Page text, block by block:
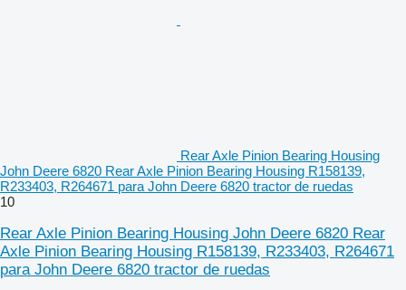
Rear Axle Pinion Bearing Housing
John Deere 6820 Rear Axle Pinion Bearing Housing R158139,
R233403, R264671 para John Deere 6820 tractor de ruedas
10
Rear Axle Pinion Bearing Housing John Deere 6820 Rear
Axle Pinion Bearing Housing R158139, R233403, R264671
para John Deere 6820 tractor de ruedas